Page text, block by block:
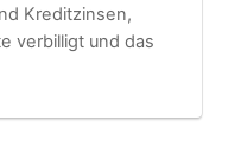
Kreditzinsen,
verbilligt und das